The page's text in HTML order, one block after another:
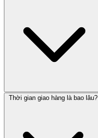
Thời gian giao hàng là bao lâu?